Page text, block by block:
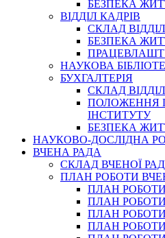
БЕЗПЕКА
ВІДДІЛ КАДРІВ
СКЛАД
БЕЗПЕКА
НАУКОВА
БУХГАЛТЕРІЯ
СКЛАД
ПОЛОЖЕННЯ
ІНСТИТУТУ
БЕЗПЕКА
НАУКОВО-ДОСЛІДНА
ВЧЕНА РАДА
СКЛАД ВЧЕНОЇ
ПЛАН РОБОТИ
ПЛАН РОБОТИ
ПЛАН РОБОТИ
ПЛАН РОБОТИ
ПЛАН РОБОТИ